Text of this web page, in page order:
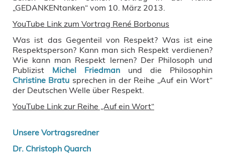
„GEDANKENtanken“ vom 10. März 2013.
YouTube Link zum Vortrag René Borbonus
Was ist das Gegenteil von Respekt? Was ist eine
Respektsperson? Kann man sich Respekt verdienen?
Wie kann man Respekt lernen? Der Philosoph und
Publizist Michel Friedman und die Philosophin
Christine Bratu sprechen in der Reihe „Auf ein Wort“
der Deutschen Welle über Respekt.
YouTube Link zur Reihe „Auf ein Wort“
Unsere Vortragsredner
Dr. Christoph Quarch